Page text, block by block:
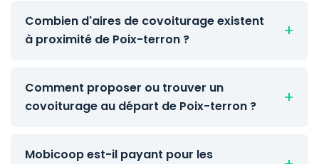
Combien d'aires de covoiturage existent
à proximité de Poix-terron ?
Comment proposer ou trouver un
covoiturage au départ de Poix-terron ?
Mobicoop est-il payant pour les